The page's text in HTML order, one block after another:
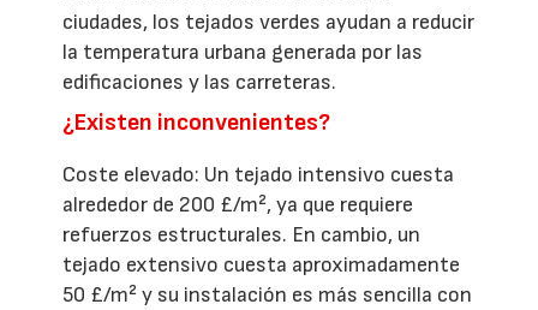
ciudades, los tejados verdes ayudan a reducir
la temperatura urbana generada por las
edificaciones y las carreteras.
¿Existen inconvenientes?
Coste elevado: Un tejado intensivo cuesta
alrededor de 200 £/m², ya que requiere
refuerzos estructurales. En cambio, un
tejado extensivo cuesta aproximadamente
50 £/m² y su instalación es más sencilla con